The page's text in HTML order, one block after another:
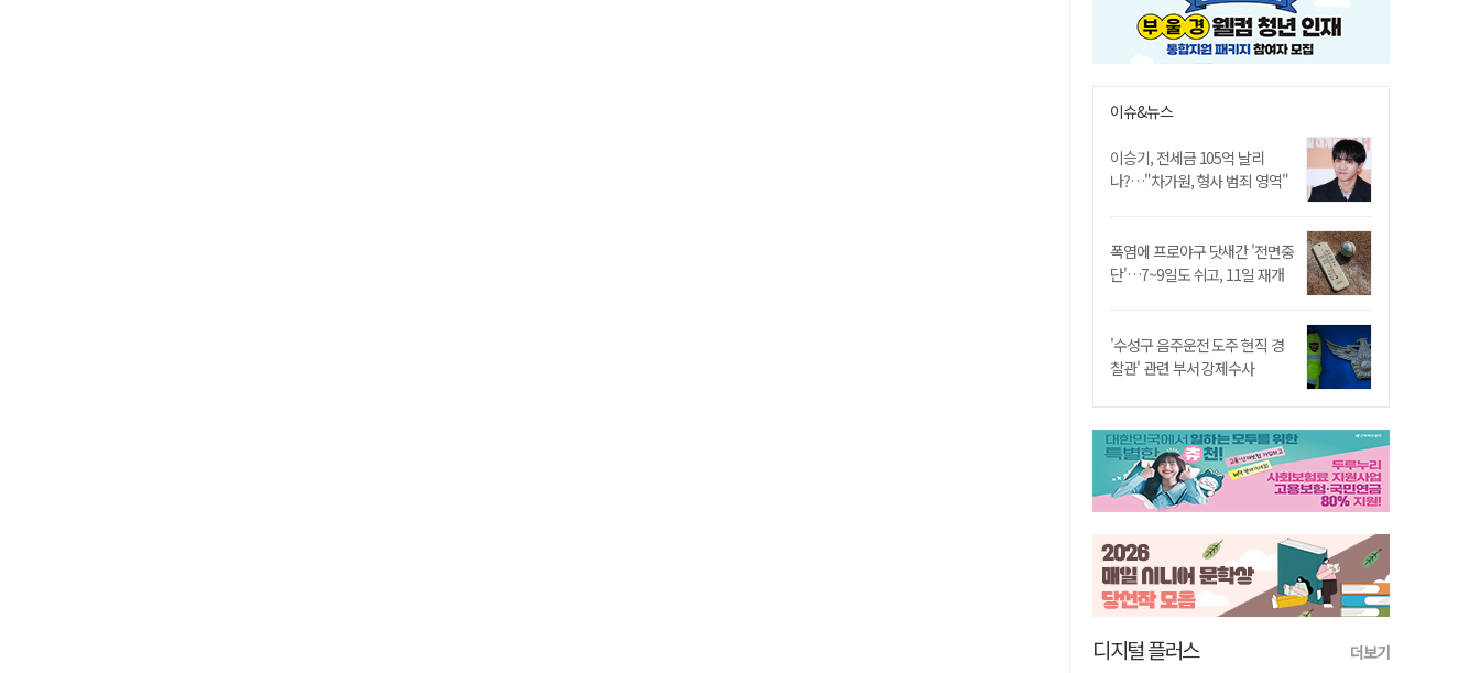
이슈&뉴스
이승기, 전세금 105억 날리
나?…"차가원, 형사 범죄 영역"
폭염에 프로야구 닷새간 '전면중
단'…7~9일도 쉬고, 11일 재개
'수성구 음주운전 도주 현직 경
찰관' 관련 부서 강제수사
디지털 플러스 더보기